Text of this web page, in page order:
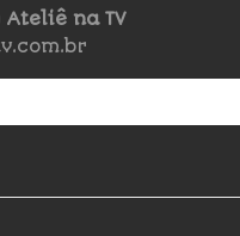
Ateliê na TV